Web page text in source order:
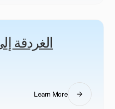
الغردقة
Learn More